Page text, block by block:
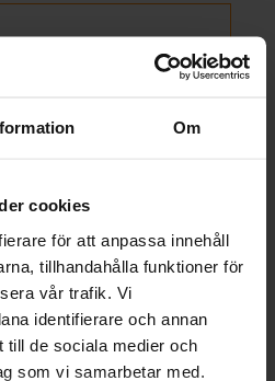
Om
cookies
för att anpassa innehåll
tillhandahålla funktioner för
vår trafik. Vi
identifierare och annan
till de sociala medier och
som vi samarbetar med.
så lyckas du
att tänka på inför köp
i att köpa